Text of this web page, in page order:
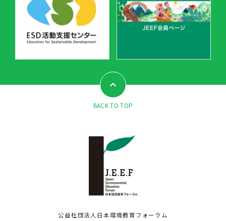
BACK TO TOP
公益社団法人日本環境教育フォーラム